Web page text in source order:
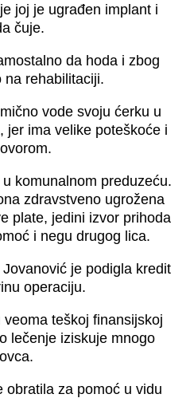
joj je ugrađen implant i
čuje.
da hoda i zbog
na rehabilitaciji.
vode svoju ćerku u
jer ima velike poteškoće i
komunalnom preduzeću.
zdravstveno ugrožena
plate, jedini izvor prihoda
i negu drugog lica.
je podigla kredit
operaciju.
teškoj finansijskoj
lečenje iziskuje mnogo
obratila za pomoć u vidu